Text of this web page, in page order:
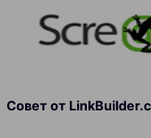
Совет от